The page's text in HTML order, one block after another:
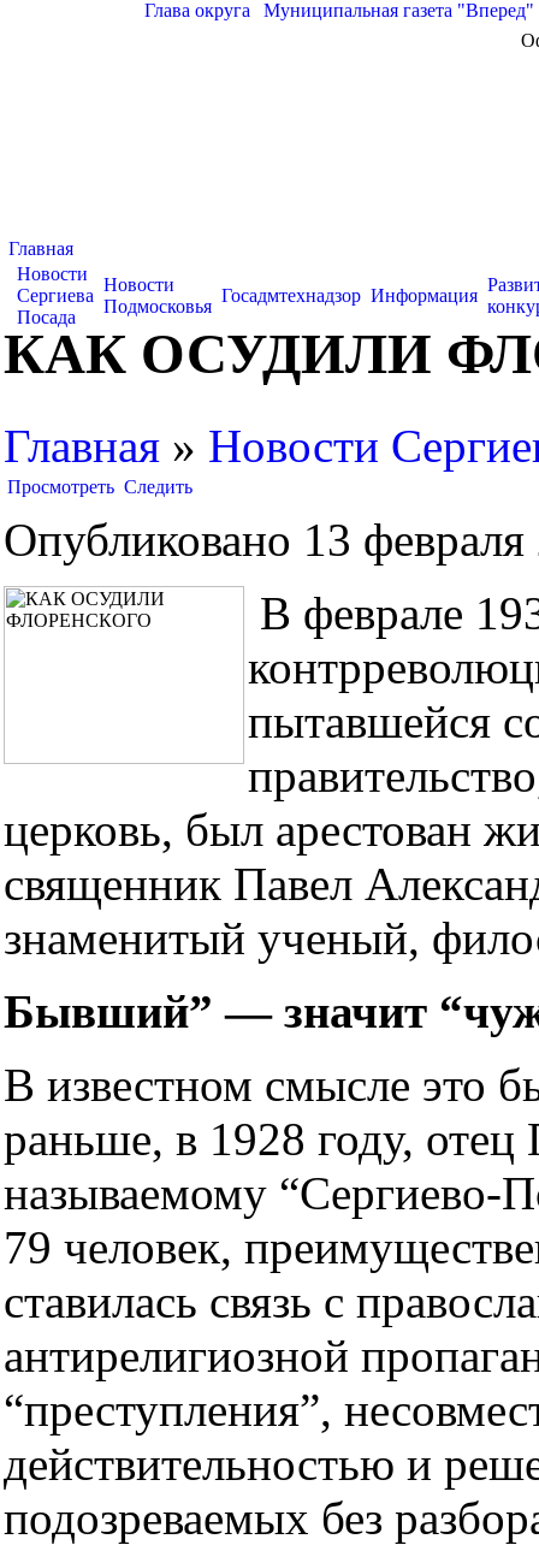
Глава округа Муниципальная газета "Вперед"
Главная
Новости
Сергиева
Посада
Новости
Подмосковья
Госадмтехнадзор Информация
КАК ОСУДИЛИ
Главная » Новости
Просмотреть Следить
Опубликовано 13 февраля
В феврале
пытавшейся
церковь, был арестован
священник Павел
знаменитый ученый,
Бывший” — значит
В известном смысле это
раньше, в 1928 году,
называемому “Сергиево-
79 человек,
ставилась связь с
антирелигиозной
“преступления”,
действительностью и
подозреваемых без